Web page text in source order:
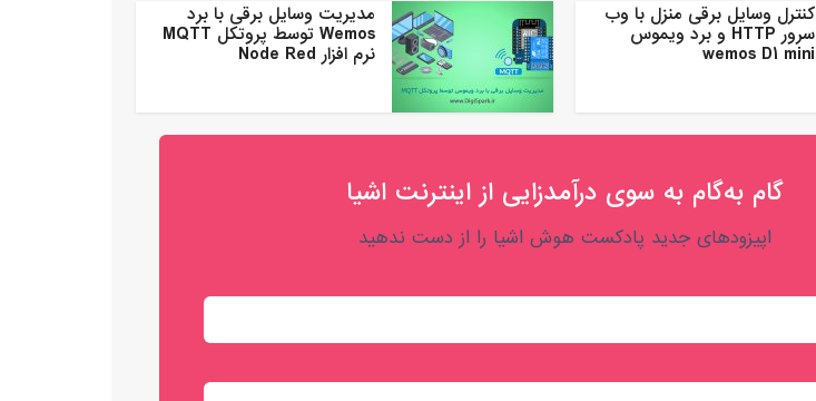
کنترل وسایل برقی منزل با وب
سرور HTTP و برد ویموس
wemos D1 mini
مدیریت وسایل برقی با برد
Wemos توسط پروتکل MQTT
نرم افزار Node Red
گام به‌گام به‌ سوی درآمدزایی از اینترنت اشیا
اپیزودهای جدید پادکست هوش اشیا را از دست ندهید